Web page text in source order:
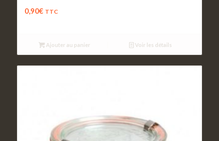
0,90€ TTC
Ajouter au panier Voir les détails